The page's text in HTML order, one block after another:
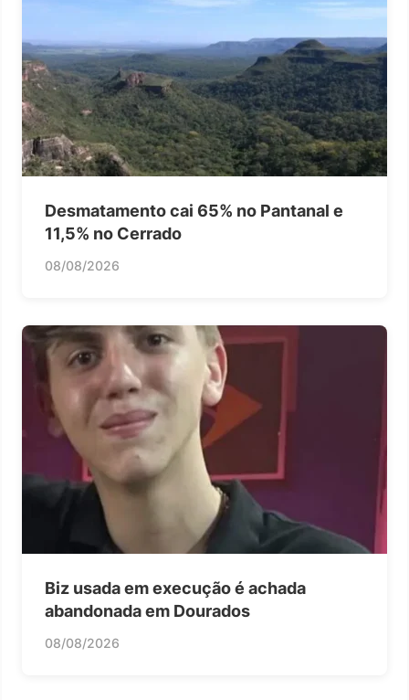
Desmatamento cai 65% no Pantanal e
11,5% no Cerrado
08/08/2026
Biz usada em execução é achada
abandonada em Dourados
08/08/2026